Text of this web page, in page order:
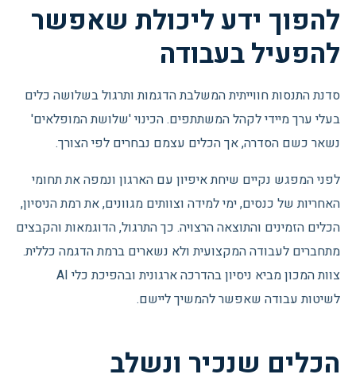
להפוך ידע ליכולת שאפשר
להפעיל בעבודה
סדנת התנסות חווייתית המשלבת הדגמות ותרגול בשלושה כלים
בעלי ערך מיידי לקהל המשתתפים. הכינוי 'שלושת המופלאים'
נשאר כשם הסדרה, אך הכלים עצמם נבחרים לפי הצורך.
לפני המפגש נקיים שיחת איפיון עם הארגון ונמפה את תחומי
האחריות של כנסים, ימי למידה וצוותים מגוונים, את רמת הניסיון,
הכלים הזמינים והתוצאה הרצויה. כך התרגול, הדוגמאות והקבצים
מתחברים לעבודה המקצועית ולא נשארים ברמת הדגמה כללית.
צוות המכון מביא ניסיון בהדרכה ארגונית ובהפיכת כלי AI
לשיטות עבודה שאפשר להמשיך ליישם.
הכלים שנכיר ונשלב